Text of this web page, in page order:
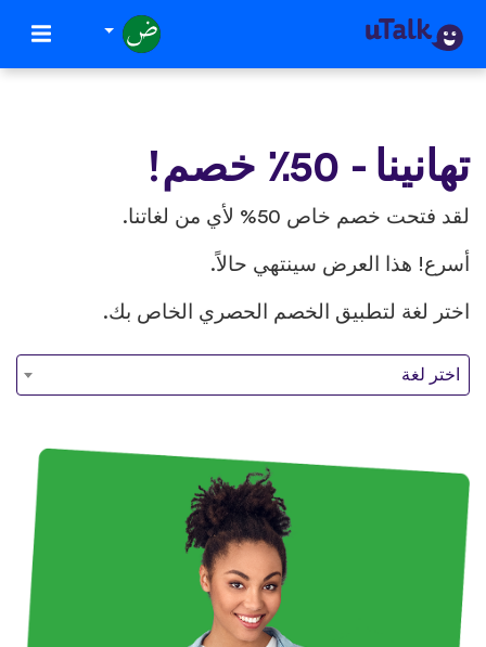
تهانينا - 50٪ خصم!
لقد فتحت خصم خاص 50% لأي من لغاتنا.
أسرع! هذا العرض سينتهي حالاً.
اختر لغة لتطبيق الخصم الحصري الخاص بك.
اختر لغة